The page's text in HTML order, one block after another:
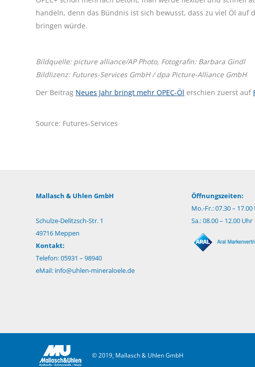
handeln, denn das Bündnis ist sich bewusst, dass zu viel Öl
bringen würde.
Bildquelle: picture alliance/AP Photo, Fotografin: Barbara Gindl
Bildlizenz: Futures-Services GmbH / dpa Picture-Alliance GmbH
Der Beitrag Neues Jahr bringt mehr OPEC-Öl erschien zuerst auf
Source: Futures-Services
Mallasch & Uhlen GmbH
Schulze-Delitzsch-Str. 1
49716 Meppen
Kontakt:
Telefon: 05931 – 98940
eMail: info@uhlen-mineraloele.de
Öffnungszeiten:
Mo.-Fr.: 07.30 – 17.00
Sa.: 08.00 – 12.00 Uhr
© 2019, Mallasch & Uhlen GmbH